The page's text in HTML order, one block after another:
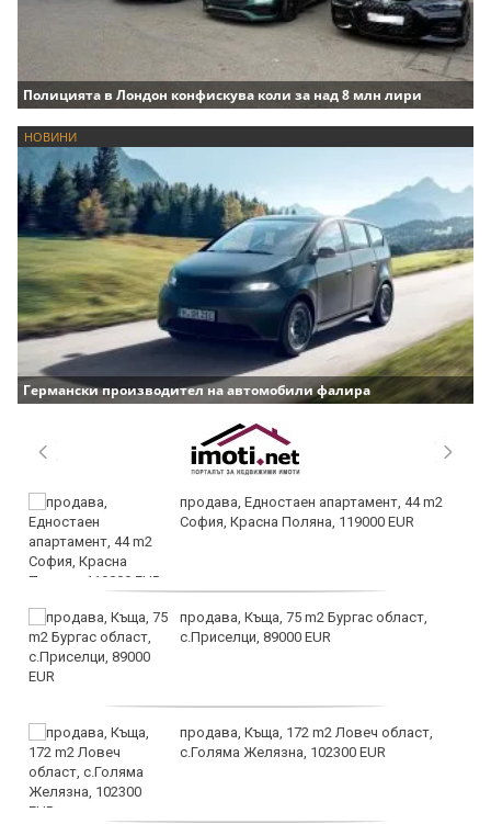
Полицията в Лондон конфискува коли за над 8 млн лири
НОВИНИ
Германски производител на автомобили фалира
продава, Едностаен апартамент, 44 m2
София, Красна Поляна, 119000 EUR
продава, Къща, 75 m2 Бургас област,
с.Приселци, 89000 EUR
продава, Къща, 172 m2 Ловеч област,
с.Голяма Желязна, 102300 EUR